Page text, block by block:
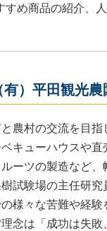
すめ商品の紹介、
）平田観光
農村の交流を目指
キューハウスや
ーツの製造など、
試験場の主任研
の様々な苦難や経
念は「成功は失